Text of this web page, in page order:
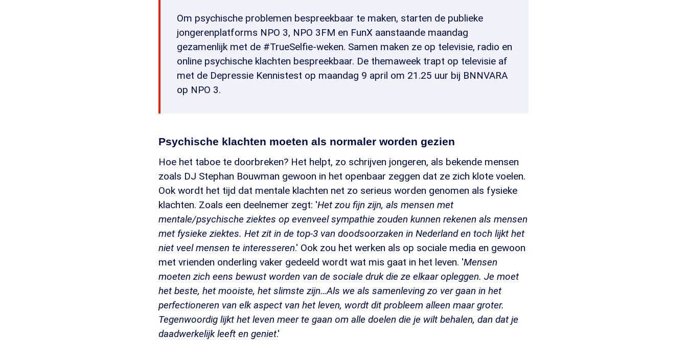
Om psychische problemen bespreekbaar te maken, starten de publieke
jongerenplatforms NPO 3, NPO 3FM en FunX aanstaande maandag
gezamenlijk met de #TrueSelfie-weken. Samen maken ze op televisie, radio en
online psychische klachten bespreekbaar. De themaweek trapt op televisie af
met de Depressie Kennistest op maandag 9 april om 21.25 uur bij BNNVARA
op NPO 3.
Psychische klachten moeten als normaler worden gezien
Hoe het taboe te doorbreken? Het helpt, zo schrijven jongeren, als bekende mensen
zoals DJ Stephan Bouwman gewoon in het openbaar zeggen dat ze zich klote voelen.
Ook wordt het tijd dat mentale klachten net zo serieus worden genomen als fysieke
klachten. Zoals een deelnemer zegt: 'Het zou fijn zijn, als mensen met
mentale/psychische ziektes op evenveel sympathie zouden kunnen rekenen als mensen
met fysieke ziektes. Het zit in de top-3 van doodsoorzaken in Nederland en toch lijkt het
niet veel mensen te interesseren.' Ook zou het werken als op sociale media en gewoon
met vrienden onderling vaker gedeeld wordt wat mis gaat in het leven. 'Mensen
moeten zich eens bewust worden van de sociale druk die ze elkaar opleggen. Je moet
het beste, het mooiste, het slimste zijn…Als we als samenleving zo ver gaan in het
perfectioneren van elk aspect van het leven, wordt dit probleem alleen maar groter.
Tegenwoordig lijkt het leven meer te gaan om alle doelen die je wilt behalen, dan dat je
daadwerkelijk leeft en geniet.'